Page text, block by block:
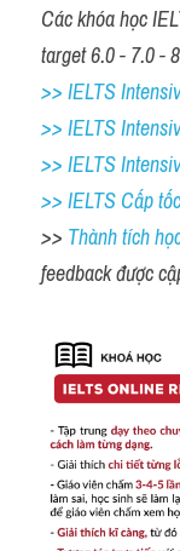
Các khóa học
target 6.0 - 7.0 -
>> IELTS
>> IELTS
>> IELTS
>> IELTS Cấp tốc
>> Thành tích
feedback được